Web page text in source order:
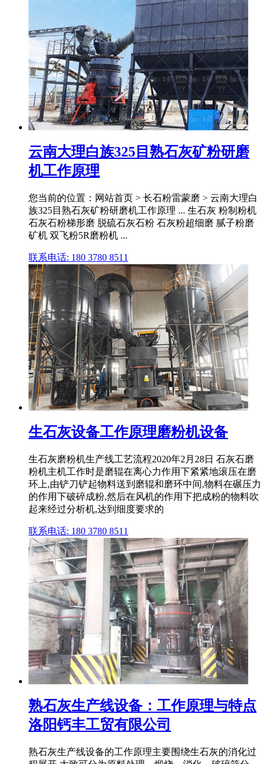
云南大理白族325目熟石灰矿粉研磨
机工作原理
您当前的位置：网站首页 > 长石粉雷蒙磨 > 云南大理白
族325目熟石灰矿粉研磨机工作原理 ... 生石灰 粉制粉机
石灰石粉梯形磨 脱硫石灰石粉 石灰粉超细磨 腻子粉磨
矿机 双飞粉5R磨粉机 ...
联系电话: 180 3780 8511
生石灰设备工作原理磨粉机设备
生石灰磨粉机生产线工艺流程2020年2月28日 石灰石磨
粉机主机工作时是磨辊在离心力作用下紧紧地滚压在磨
环上,由铲刀铲起物料送到磨辊和磨环中间,物料在碾压力
的作用下破碎成粉,然后在风机的作用下把成粉的物料吹
起来经过分析机,达到细度要求的
联系电话: 180 3780 8511
熟石灰生产线设备：工作原理与特点
洛阳钙丰工贸有限公司
熟石灰生产线设备的工作原理主要围绕生石灰的消化过